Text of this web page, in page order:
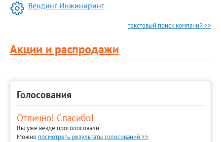
Вендинг Инжиниринг
текстовый поиск компаний >>
Акции и распродажи
Голосования
Отлично! Спасибо!
Вы уже везде проголосовали.
Можно посмотреть результаты голосований >>.